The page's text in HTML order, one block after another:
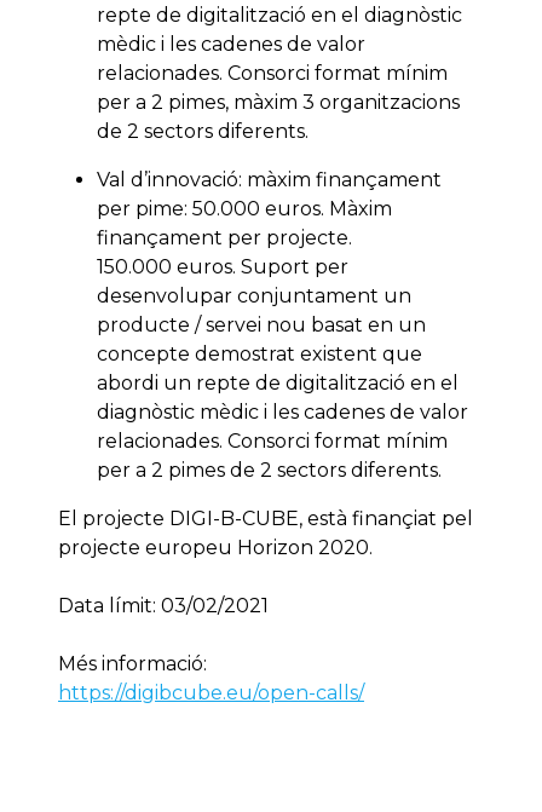
repte de digitalització en el diagnòstic
mèdic i les cadenes de valor
relacionades. Consorci format mínim
per a 2 pimes, màxim 3 organitzacions
de 2 sectors diferents.
Val d’innovació: màxim finançament
per pime: 50.000 euros. Màxim
finançament per projecte.
150.000 euros. Suport per
desenvolupar conjuntament un
producte / servei nou basat en un
concepte demostrat existent que
abordi un repte de digitalització en el
diagnòstic mèdic i les cadenes de valor
relacionades. Consorci format mínim
per a 2 pimes de 2 sectors diferents.
El projecte DIGI-B-CUBE, està finançiat pel
projecte europeu Horizon 2020.
Data límit: 03/02/2021
Més informació:
https://digibcube.eu/open-calls/